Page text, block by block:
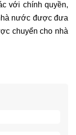
với chính quyền,
nước được đưa
chuyển cho nhà